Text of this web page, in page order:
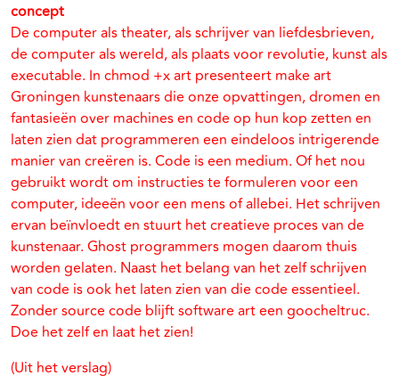
concept
De computer als theater, als schrijver van liefdesbrieven,
de computer als wereld, als plaats voor revolutie, kunst als
executable. In chmod +x art presenteert make art
Groningen kunstenaars die onze opvattingen, dromen en
fantasieën over machines en code op hun kop zetten en
laten zien dat programmeren een eindeloos intrigerende
manier van creëren is. Code is een medium. Of het nou
gebruikt wordt om instructies te formuleren voor een
computer, ideeën voor een mens of allebei. Het schrijven
ervan beïnvloedt en stuurt het creatieve proces van de
kunstenaar. Ghost programmers mogen daarom thuis
worden gelaten. Naast het belang van het zelf schrijven
van code is ook het laten zien van die code essentieel.
Zonder source code blijft software art een goocheltruc.
Doe het zelf en laat het zien!
(Uit het verslag)